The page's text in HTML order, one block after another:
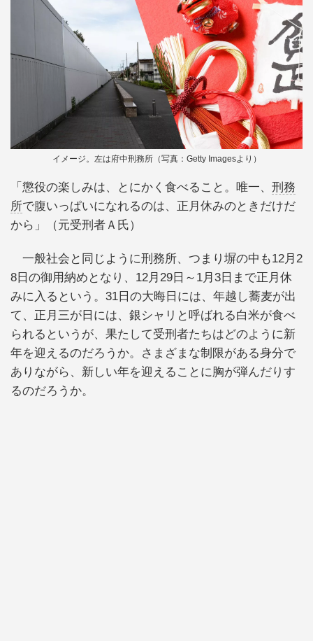
イメージ。左は府中刑務所（写真：Getty Imagesより）
「懲役の楽しみは、とにかく食べること。唯一、 刑務
所で腹いっぱいになれるのは、正月休みのときだけだ
から」（元受刑者Ａ氏）
一般社会と同じように刑務所、つまり塀の中も12月2
8日の御用納めとなり、12月29日～1月3日まで正月休
みに入るという。31日の大晦日には、年越し蕎麦が出
て、正月三が日には、銀シャリと呼ばれる白米が食べ
られるというが、果たして受刑者たちはどのように新
年を迎えるのだろうか。さまざまな制限がある身分で
ありながら、新しい年を迎えることに胸が弾んだりす
るのだろうか。